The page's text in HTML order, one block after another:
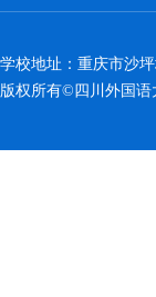
学校地址：重庆市沙
版权所有©四川外国语